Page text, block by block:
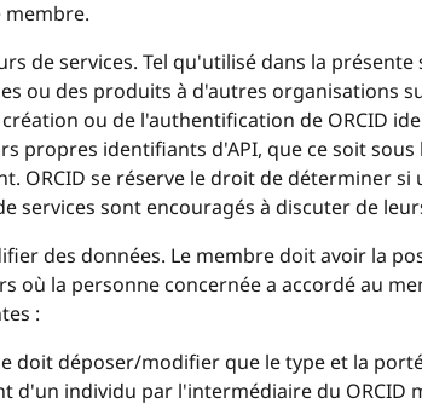
membre.
de services. Tel qu'utilisé dans la
ou des produits à d'autres organisations
ou de l'authentification de ORCID
propres identifiants d'API, que ce soit
ORCID se réserve le droit de déterminer
services sont encouragés à discuter de
des données. Le membre doit avoir la
où la personne concernée a accordé au
:
doit déposer/modifier que le type et la
d'un individu par l'intermédiaire du ORCID